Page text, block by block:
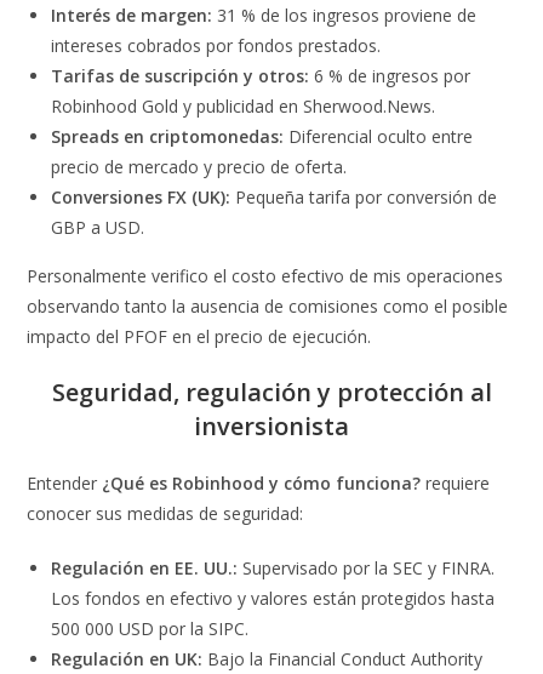
Interés de margen: 31 % de los ingresos proviene de
intereses cobrados por fondos prestados.
Tarifas de suscripción y otros: 6 % de ingresos por
Robinhood Gold y publicidad en Sherwood.News.
Spreads en criptomonedas: Diferencial oculto entre
precio de mercado y precio de oferta.
Conversiones FX (UK): Pequeña tarifa por conversión de
GBP a USD.
Personalmente verifico el costo efectivo de mis operaciones
observando tanto la ausencia de comisiones como el posible
impacto del PFOF en el precio de ejecución.
Seguridad, regulación y protección al
inversionista
Entender ¿Qué es Robinhood y cómo funciona? requiere
conocer sus medidas de seguridad:
Regulación en EE. UU.: Supervisado por la SEC y FINRA.
Los fondos en efectivo y valores están protegidos hasta
500 000 USD por la SIPC.
Regulación en UK: Bajo la Financial Conduct Authority